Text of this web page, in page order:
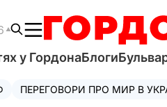
у ГордонаБлоги
ПЕРЕГОВОРИ ПРО МИР В